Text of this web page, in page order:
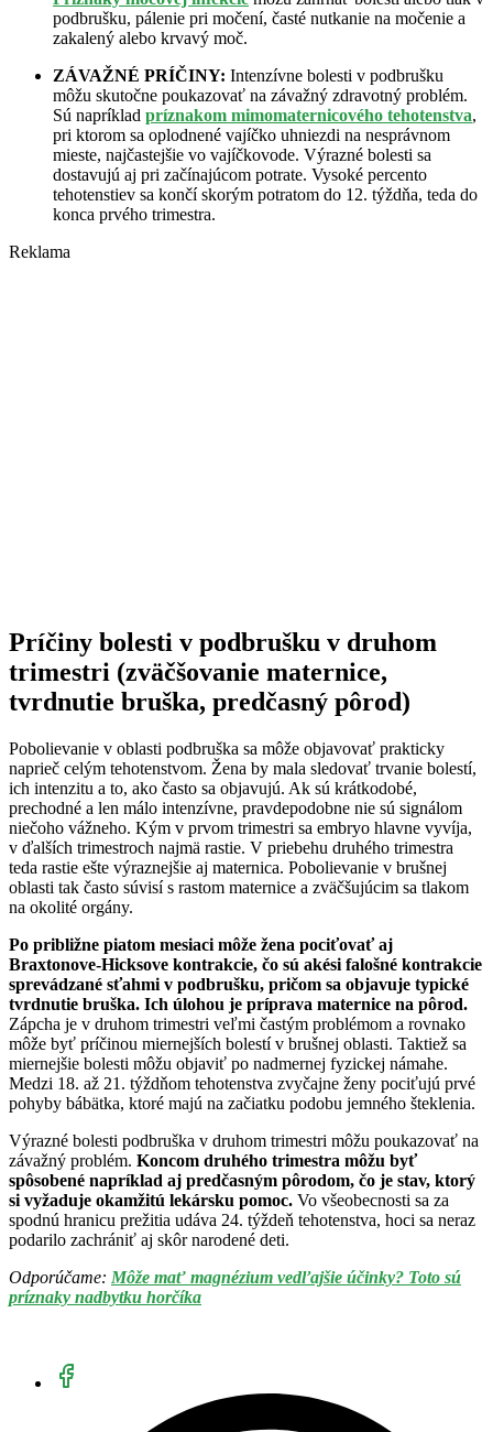
podbrušku, pálenie pri močení, časté nutkanie na močenie a
zakalený alebo krvavý moč.
ZÁVAŽNÉ PRÍČINY: Intenzívne bolesti v podbrušku
môžu skutočne poukazovať na závažný zdravotný problém.
Sú napríklad príznakom mimomaternicového tehotenstva,
pri ktorom sa oplodnené vajíčko uhniezdi na nesprávnom
mieste, najčastejšie vo vajíčkovode. Výrazné bolesti sa
dostavujú aj pri začínajúcom potrate. Vysoké percento
tehotenstiev sa končí skorým potratom do 12. týždňa, teda do
konca prvého trimestra.
Reklama
Príčiny bolesti v podbrušku v druhom
trimestri (zväčšovanie maternice,
tvrdnutie bruška, predčasný pôrod)
Pobolievanie v oblasti podbruška sa môže objavovať prakticky
naprieč celým tehotenstvom. Žena by mala sledovať trvanie bolestí,
ich intenzitu a to, ako často sa objavujú. Ak sú krátkodobé,
prechodné a len málo intenzívne, pravdepodobne nie sú signálom
niečoho vážneho. Kým v prvom trimestri sa embryo hlavne vyvíja,
v ďalších trimestroch najmä rastie. V priebehu druhého trimestra
teda rastie ešte výraznejšie aj maternica. Pobolievanie v brušnej
oblasti tak často súvisí s rastom maternice a zväčšujúcim sa tlakom
na okolité orgány.
Po približne piatom mesiaci môže žena pociťovať aj
Braxtonove-Hicksove kontrakcie, čo sú akési falošné kontrakcie
sprevádzané sťahmi v podbrušku, pričom sa objavuje typické
tvrdnutie bruška. Ich úlohou je príprava maternice na pôrod.
Zápcha je v druhom trimestri veľmi častým problémom a rovnako
môže byť príčinou miernejších bolestí v brušnej oblasti. Taktiež sa
miernejšie bolesti môžu objaviť po nadmernej fyzickej námahe.
Medzi 18. až 21. týždňom tehotenstva zvyčajne ženy pociťujú prvé
pohyby bábätka, ktoré majú na začiatku podobu jemného šteklenia.
Výrazné bolesti podbruška v druhom trimestri môžu poukazovať na
závažný problém. Koncom druhého trimestra môžu byť
spôsobené napríklad aj predčasným pôrodom, čo je stav, ktorý
si vyžaduje okamžitú lekársku pomoc. Vo všeobecnosti sa za
spodnú hranicu prežitia udáva 24. týždeň tehotenstva, hoci sa neraz
podarilo zachrániť aj skôr narodené deti.
Odporúčame: Môže mať magnézium vedľajšie účinky? Toto sú
príznaky nadbytku horčíka